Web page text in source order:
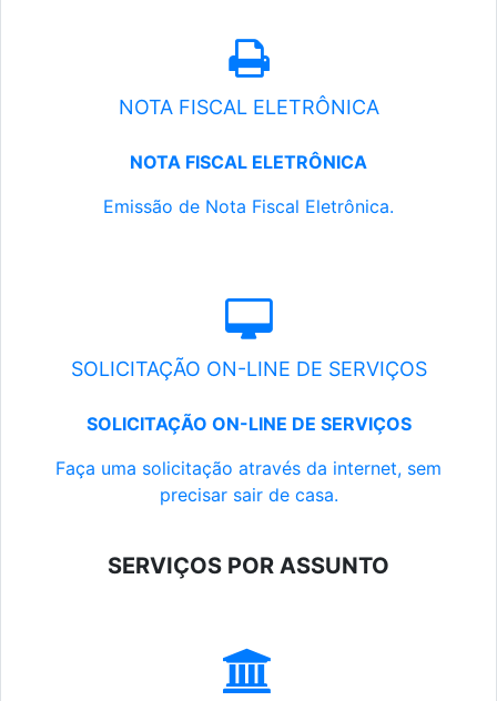
NOTA FISCAL ELETRÔNICA
NOTA FISCAL ELETRÔNICA
Emissão de Nota Fiscal Eletrônica.
SOLICITAÇÃO ON-LINE DE SERVIÇOS
SOLICITAÇÃO ON-LINE DE SERVIÇOS
Faça uma solicitação através da internet, sem
precisar sair de casa.
SERVIÇOS POR ASSUNTO